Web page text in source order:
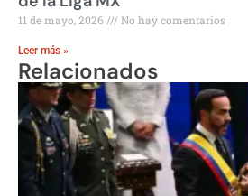
11 de mayo, 2026 No hay comentarios
Leer más »
Relacionados